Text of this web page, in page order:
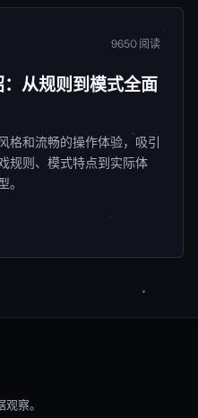
9650 阅读
从规则到模式全面
格和流畅的操作体验，吸引
规则、模式特点到实际体
察。